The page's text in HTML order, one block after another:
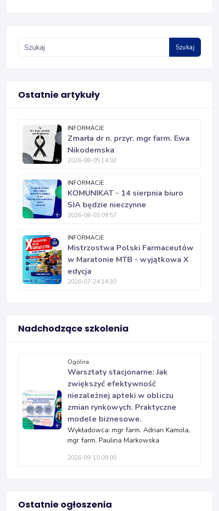
Szukaj
Ostatnie artykuły
INFORMACJE
Zmarła dr n. przyr. mgr farm. Ewa
Nikodemska
2026-08-05 14:02
INFORMACJE
KOMUNIKAT - 14 sierpnia biuro
SIA będzie nieczynne
2026-08-03 09:57
INFORMACJE
Mistrzostwa Polski Farmaceutów
w Maratonie MTB - wyjątkowa X
edycja
2026-07-24 14:30
Nadchodzące szkolenia
Ogólna
Warsztaty stacjonarne: Jak
zwiększyć efektywność
niezależnej apteki w obliczu
zmian rynkowych. Praktyczne
modele biznesowe.
Wykładowca: mgr farm. Adrian Kamola,
mgr farm. Paulina Markowska
2026-09-10 09:00
Ostatnie ogłoszenia